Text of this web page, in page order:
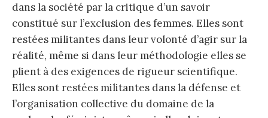
dans la société par la critique d’un savoir
constitué sur l’exclusion des femmes. Elles sont
restées militantes dans leur volonté d’agir sur la
réalité, même si dans leur méthodologie elles se
plient à des exigences de rigueur scientifique.
Elles sont restées militantes dans la défense et
l’organisation collective du domaine de la